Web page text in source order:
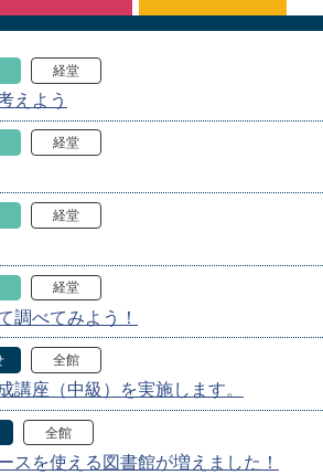
経堂
えよう
経堂
経堂
経堂
調べてみよう！
全館
講座（中級）を実施します。
全館
スを使える図書館が増えました！